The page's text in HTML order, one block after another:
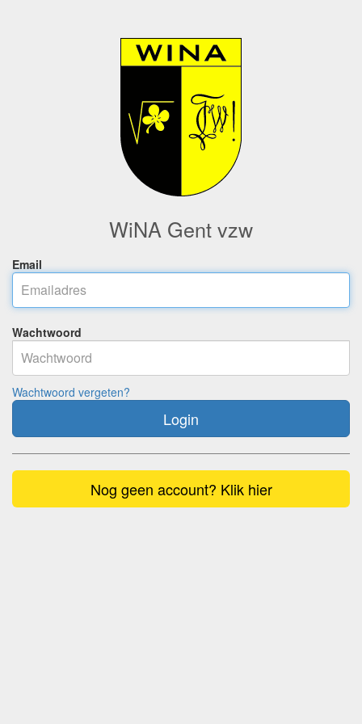
WiNA Gent vzw
Email
Wachtwoord
Wachtwoord vergeten?
Login
Nog geen account? Klik hier